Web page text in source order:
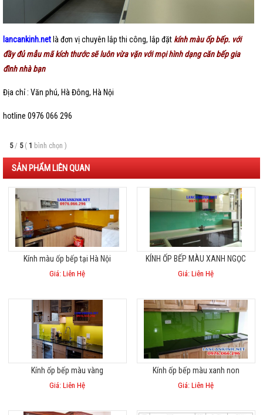
lancankinh.net là đơn vị chuyên lắp thi công, lắp đặt kính màu ốp bếp. với
đầy đủ mẫu mã kích thước sẽ luôn vừa vặn với mọi hình dạng căn bếp gia
đình nhà bạn
Địa chỉ : Văn phú, Hà Đông, Hà Nội
hotline 0976 066 296
5 / 5 ( 1 bình chọn )
SẢN PHẨM LIÊN QUAN
Kính màu ốp bếp tại Hà Nội
Giá: Liên Hệ
KÍNH ỐP BẾP MÀU XANH NGỌC
Giá: Liên Hệ
Kính ốp bếp màu vàng
Giá: Liên Hệ
Kính ốp bếp màu xanh non
Giá: Liên Hệ